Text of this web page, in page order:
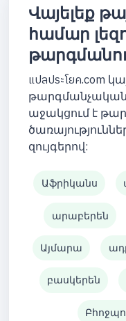
Վայելեք
համար
แปลประโยค.com
թարգմանչական
աջակցում է
զույգերով:
Աֆրիկանս
արաբերեն
Այմարա
բասկերեն